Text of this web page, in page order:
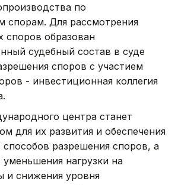
по
спорам. Для рассмотрения
споров образован
судебный состав в суде
споров с участием
- инвестиционная коллегия
центра станет
для их развития и обеспечения
способов разрешения споров, а
нагрузки на
и снижения уровня